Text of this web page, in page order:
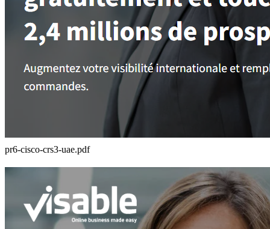
pr6-cisco-crs3-uae.pdf